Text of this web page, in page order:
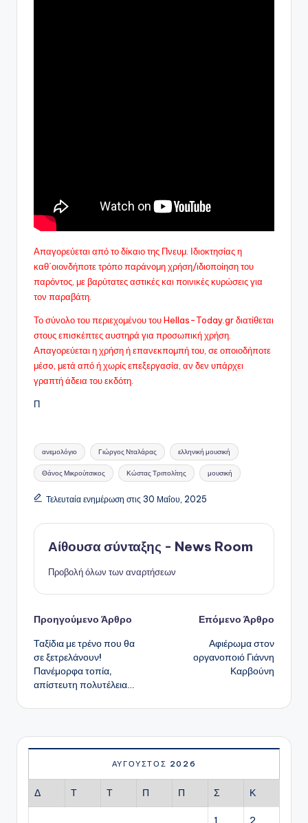
Απαγορεύεται από το δίκαιο της Πνευμ. Ιδιοκτησίας η
καθ΄οιονδήποτε τρόπο παράνομη χρήση/ιδιοποίηση του
παρόντος, με βαρύτατες αστικές και ποινικές κυρώσεις για
τον παραβάτη.
Το σύνολο του περιεχομένου του Hellas-Today.gr διατίθεται
στους επισκέπτες αυστηρά για προσωπική χρήση.
Απαγορεύεται η χρήση ή επανεκπομπή του, σε οποιοδήποτε
μέσo, μετά από ή χωρίς επεξεργασία, αν δεν υπάρχει
γραπτή άδεια του εκδότη.
Π
Ετικέτες:
ανεμολόγιο Γιώργος Νταλάρας ελληνική μουσική
Θάνος Μικρούτσικος Κώστας Τριπολίτης μουσική
Τελευταία ενημέρωση στις 30 Μαΐου, 2025
Αίθουσα σύνταξης - News Room
Προβολή όλων των αναρτήσεων
Πλοήγηση
δημοσιεύσεων
Προηγούμενο Άρθρο
Ταξίδια με τρένο που θα
σε ξετρελάνουν!
Πανέμορφα τοπία,
απίστευτη πολυτέλεια…
Επόμενο Άρθρο
Αφιέρωμα στον
οργανοποιό Γιάννη
Καρβούνη
ΑΎΓΟΥΣΤΟΣ 2026
Δ Τ Τ Π Π Σ Κ
1 2